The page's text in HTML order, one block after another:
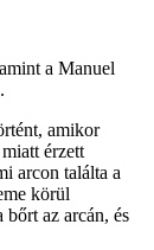
a Manuel
amikor
érzett
arcon találta a
körül
bőrt az arcán, és